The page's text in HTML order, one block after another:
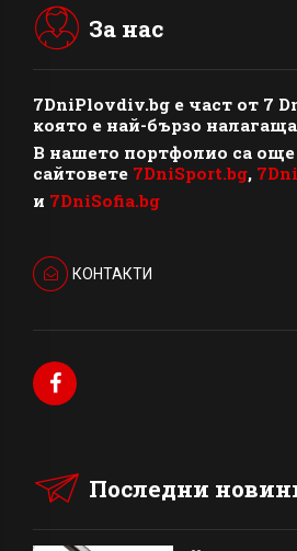
За нас
7DniPlovdiv.bg e част от 7
която е най-бързо
В нашето портфолио са още
сайтовете 7DniSport.bg,
и 7DniSofia.bg
КОНТАКТИ
Последни